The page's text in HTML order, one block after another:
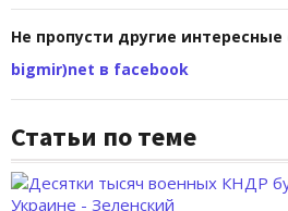
Не пропусти другие
bigmir)net в facebook
Статьи по теме